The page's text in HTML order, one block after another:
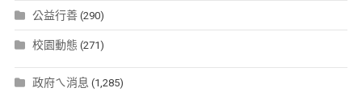
公益行善(290)
校園動態 (271)
政府ㄟ消息 (1,285)